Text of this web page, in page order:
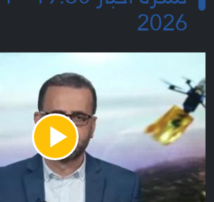
2026
Play
Video